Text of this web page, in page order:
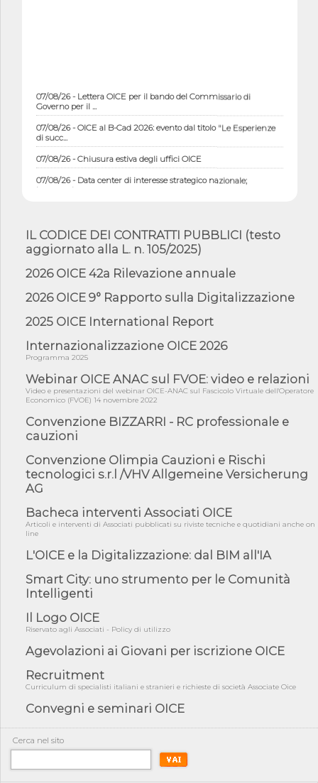
07/08/26 - Lettera OICE per il bando del Commissario di
Governo per il ...
07/08/26 - OICE al B-Cad 2026: evento dal titolo "Le Esperienze
di succ...
07/08/26 - Chiusura estiva degli uffici OICE
07/08/26 - Data center di interesse strategico nazionale;
interventi pe...
07/08/26 - Ponte sullo Stretto di Messina: deliberata la
sussistenza di...
07/08/26 - Tunnel Brennero, dal Cipess via libera al quinto lotto
costr...
06/08/26 - Istat, produzione industriale in calo dell'1% a giugno,
con ...
06/08/26 - DL PA approvato in Cdm: contributi per
riqualificazione sism...
06/08/26 - CdM: approvato il d.lgs. di adeguamento all’AI Act in
mate...
06/08/26 - DDL delegazione europea in Cdm per recepimento
norme UE in m...
05/08/26 - DL Infrastrutture e PNRR è legge: approvata oggi la
fiducia...
05/08/26 - Focus OICE sul DDL di riforma della responsabilità
05/08/26 - Anac: pubblicata la Relazione illustrativa al Bando tipo
2 s...
05/08/26 - SAVE THE DATE: Assemblea Pubblica Confindustria
Professioni ...
05/08/26 - Successo OICE per il bando della Città metropolitana
di Reg...
05/08/26 - Lettera OICE per il bando della Giunta Regionale della
Campa...
04/08/26 - DL PA: previste cancellazioni da elenchi professionisti
per ...
04/08/26 - International Sustainable Buildings Competition -
COP31, An...
04/08/26 - CdS, project financing: progetto di fattibilità da
impugnar...
04/08/26 - Rapporto Anac corruzione 2020-2026: procedimenti
penali per ...
04/08/26 - CdS: partecipazione alla gara non equivale ad
acquiescenza r...
IL CODICE DEI CONTRATTI PUBBLICI (testo
aggiornato alla L. n. 105/2025)
2026 OICE 42a Rilevazione annuale
2026 OICE 9° Rapporto sulla Digitalizzazione
2025 OICE International Report
Internazionalizzazione OICE 2026
Programma 2025
Webinar OICE ANAC sul FVOE: video e relazioni
Video e presentazioni del webinar OICE-ANAC sul Fascicolo Virtuale dell'Operatore
Economico (FVOE) 14 novembre 2022
Convenzione BIZZARRI - RC professionale e
cauzioni
Convenzione Olimpia Cauzioni e Rischi
tecnologici s.r.l /VHV Allgemeine Versicherung
AG
Bacheca interventi Associati OICE
Articoli e interventi di Associati pubblicati su riviste tecniche e quotidiani anche on
line
L'OICE e la Digitalizzazione: dal BIM all'IA
Smart City: uno strumento per le Comunità
Intelligenti
Il Logo OICE
Riservato agli Associati - Policy di utilizzo
Agevolazioni ai Giovani per iscrizione OICE
Recruitment
Curriculum di specialisti italiani e stranieri e richieste di società Associate Oice
Convegni e seminari OICE
Cerca nel sito